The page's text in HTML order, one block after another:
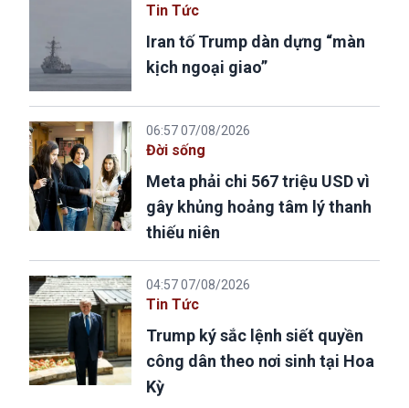
Tin Tức
Iran tố Trump dàn dựng “màn
kịch ngoại giao”
06:57 07/08/2026
Đời sống
Meta phải chi 567 triệu USD vì
gây khủng hoảng tâm lý thanh
thiếu niên
04:57 07/08/2026
Tin Tức
Trump ký sắc lệnh siết quyền
công dân theo nơi sinh tại Hoa
Kỳ